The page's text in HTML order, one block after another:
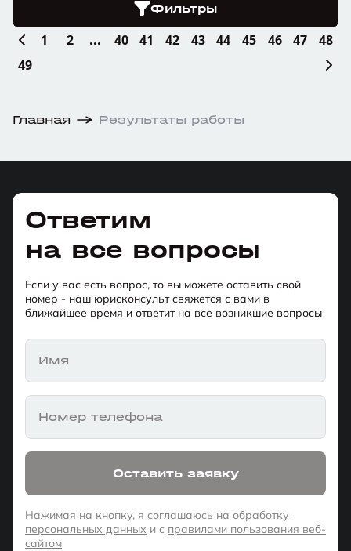
Фильтры
1 2 ... 40 41 42 43 44 45 46 47
48
49
Главная Результаты работы
Ответим
на все вопросы
Если у вас есть вопрос, то вы можете оставить свой
номер - наш юрисконсульт свяжется с вами в
ближайшее время и ответит на все возникшие вопросы
Имя
Номер телефона
Оставить заявку
Нажимая на кнопку, я соглашаюсь на обработку
персональных данных и с правилами пользования веб-
сайтом